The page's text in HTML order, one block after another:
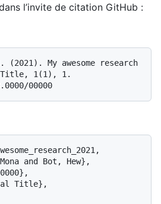
l’invite de citation GitHub :
My awesome research
Title, 1(1), 1.